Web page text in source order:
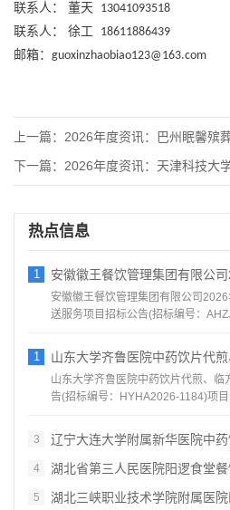
联系人：
董天 13041093518
联系人：
徐工
18611886439
邮箱： guoxinzhaobiao123@163.com
上一篇： 2026年度资讯：巴州眠馨殡葬服务
下一篇： 2026年度资讯：天津科技大学
热点信息
1 安徽徽王餐饮管理集团有限公
安徽徽王餐饮管理集团有限公司
送服务项目招标公告(招标编号：
1 山东大学齐鲁医院中药饮片代
山东大学齐鲁医院中药饮片代煎、临
告(招标编号：HYHA2026-1184)项目
3 辽宁大连大学附属新华医院中
4 湖北省第三人民医院阳逻食堂
5 湖北三峡职业技术学院附属医